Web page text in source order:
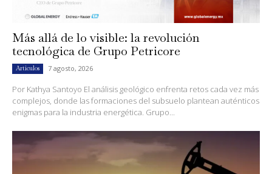
Más allá de lo visible: la revolución
tecnológica de Grupo Petricore
Artículos 7 agosto, 2026
Por Kathya Santoyo El análisis geológico enfrenta retos cada vez más
complejos, donde las formaciones del subsuelo plantean auténticos
enigmas para la industria energética. Grupo...